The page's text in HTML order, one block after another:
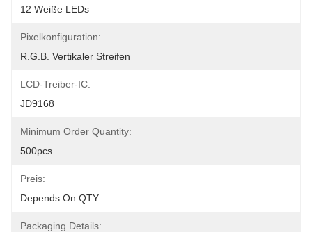
12 Weiße LEDs
Pixelkonfiguration:
R.G.B. Vertikaler Streifen
LCD-Treiber-IC:
JD9168
Minimum Order Quantity:
500pcs
Preis:
Depends On QTY
Packaging Details: